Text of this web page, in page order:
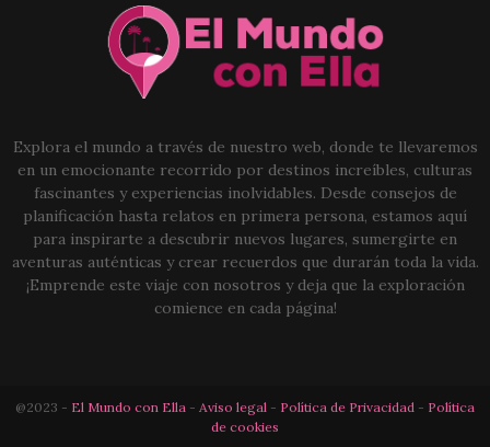
Explora el mundo a través de nuestro web, donde te llevaremos
en un emocionante recorrido por destinos increíbles, culturas
fascinantes y experiencias inolvidables. Desde consejos de
planificación hasta relatos en primera persona, estamos aquí
para inspirarte a descubrir nuevos lugares, sumergirte en
aventuras auténticas y crear recuerdos que durarán toda la vida.
¡Emprende este viaje con nosotros y deja que la exploración
comience en cada página!
@2023 - El Mundo con Ella - Aviso legal - Política de Privacidad - Política
de cookies